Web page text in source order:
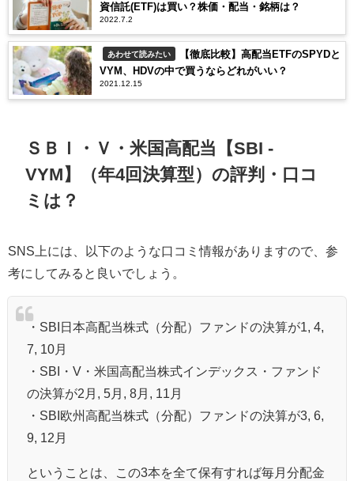
資信託(ETF)は買い？株価・配当・銘柄は？
2022.7.2
あわせて読みたい
【徹底比較】高配当ETFのSPYDと
VYM、HDVの中で買うならどれがいい？
2021.12.15
ＳＢＩ・Ｖ・米国高配当【SBI -
VYM】（年4回決算型）の評判・口コ
ミは？
SNS上には、以下のような口コミ情報がありますので、参
考にしてみると良いでしょう。
・SBI日本高配当株式（分配）ファンドの決算が1, 4,
7, 10月
・SBI・V・米国高配当株式インデックス・ファンド
の決算が2月, 5月, 8月, 11月
・SBI欧州高配当株式（分配）ファンドの決算が3, 6,
9, 12月
ということは、この3本を全て保有すれば毎月分配金